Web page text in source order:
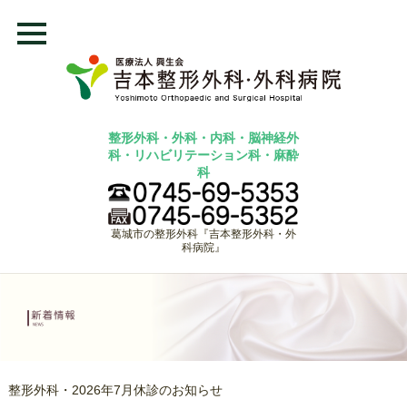
整形外科・外科・内科・脳神経外
科・リハビリテーション科・麻酔
科
葛城市の整形外科『吉本整形外科・外
科病院』
整形外科・2026年7月休診のお知らせ